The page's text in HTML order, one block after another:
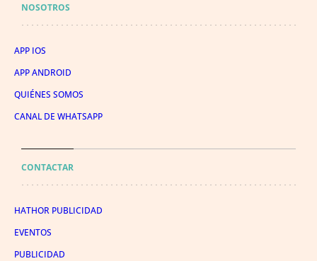
NOSOTROS
APP IOS
APP ANDROID
QUIÉNES SOMOS
CANAL DE WHATSAPP
CONTACTAR
HATHOR PUBLICIDAD
EVENTOS
PUBLICIDAD